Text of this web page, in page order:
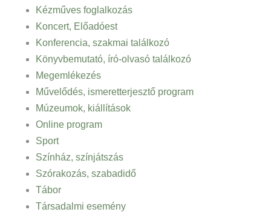
Kézműves foglalkozás
Koncert, Előadóest
Konferencia, szakmai találkozó
Könyvbemutató, író-olvasó találkozó
Megemlékezés
Művelődés, ismeretterjesztő program
Múzeumok, kiállítások
Online program
Sport
Színház, színjátszás
Szórakozás, szabadidő
Tábor
Társadalmi esemény